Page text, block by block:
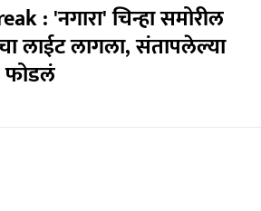
: 'नगारा' चिन्हा समोरील
लाईट लागला, संतापलेल्या
फोडलं